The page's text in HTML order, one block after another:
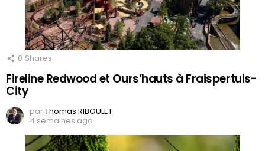
0 Shares
Fireline Redwood et Ours’hauts à Fraispertuis-
City
parThomas RIBOULET
4 semaines ago